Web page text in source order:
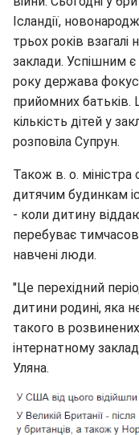
Ісландії,
трьох років
заклади. Успішним
року держава
прийомних
кількість дітей у
розповіла Супрун.
Також в. о.
дитячим будинкам
- коли дитину
перебуває
навчені люди.
"Це перехідний
дитини родині, яка
такого в
інтернатному
Уляна.